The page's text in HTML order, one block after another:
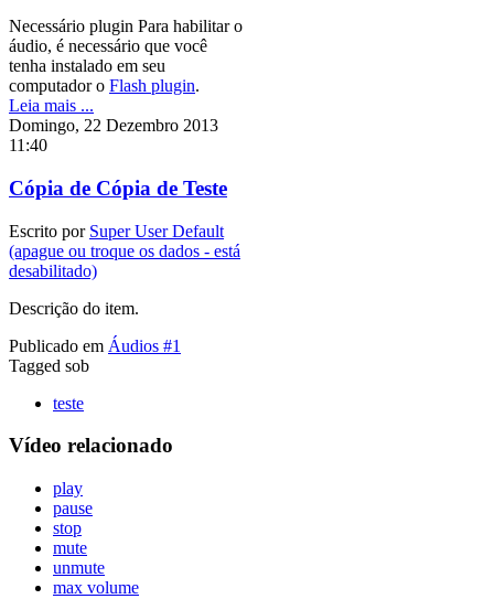
Necessário plugin Para habilitar o
áudio, é necessário que você
tenha instalado em seu
computador o Flash plugin.
Leia mais ...
Domingo, 22 Dezembro 2013
11:40
Cópia de Cópia de Teste
Escrito por Super User Default
(apague ou troque os dados - está
desabilitado)
Descrição do item.
Publicado em Áudios #1
Tagged sob
teste
Vídeo relacionado
play
pause
stop
mute
unmute
max volume